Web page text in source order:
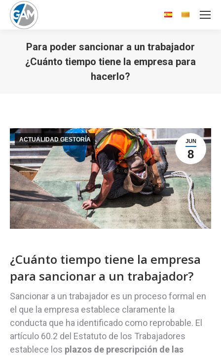
Para poder sancionar a un trabajador
¿Cuánto tiempo tiene la empresa para
hacerlo?
JUN
8
ACTUALIDAD GESTORÍA
¿Cuánto tiempo tiene la empresa
para sancionar a un trabajador?
Sancionar a un trabajador es un proceso formal en
el que la empresa establece claramente la
conducta que ha identificado como reprobable. El
artículo 60.2 del Estatuto de los Trabajadores
establece los plazos de prescripción de las